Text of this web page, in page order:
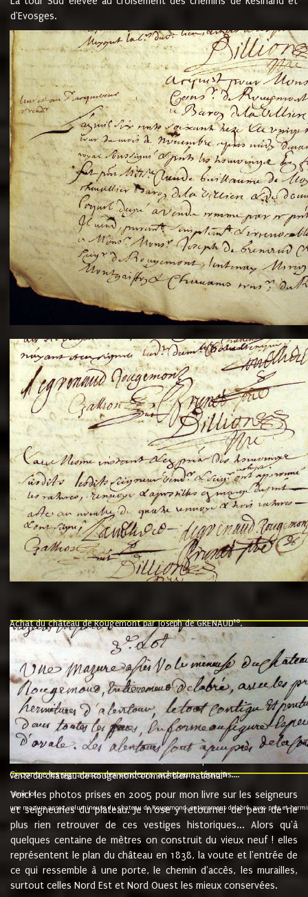
d'Evosges.
Achat du château de Rougemont par Joseph de GRENAUD10.
"l'an mil six cent soixante treze le ving neuvième jour du mois de
nommé fut présent Messire Claude Guillaume de Moyriat chevalier baron
vend, purement simplement et irrevocablement a monseigneur monsieur
et chavannes conseiller du roy au parlement de Bourgogne, present et
que le dit seigneur Baron de la Vellière a sur ses hommes, indivisables et
de la Velliere tout ainsi et comme le dit seigneur Baron et ses
présent......"
suivent les rentes, donation des terriers, etc... au prix de 880 livre louis
Ci contre les signatures des vendeurs, acheteurs, témoins....
vente du château de Rougemont comme bien national9.
"3ème lot
une mazure assez volumineuse du chateau de Rougemond, entierement delabré, avec près et
Voici les photos prises en 2005 pour mon livre sur les seigneurs
et seigneuries du plateau. Je n'ose y retourner de peur de ne
plus rien retrouver de ces vestiges historiques... Alors qu'à
quelques centaine de mètres on construit du vieux neuf ! elles
représentent le plan du château en 1838, la voute et l'entrée de
ce qui ressemble à une porte, le chemin d'accès, les murailles,
surtout celles Nord Est et Nord Ouest les mieux conservées.